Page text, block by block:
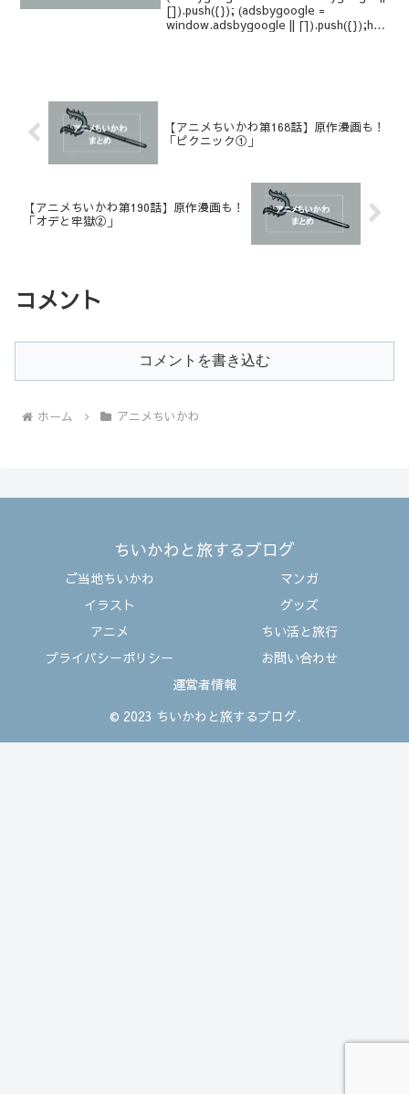
[]).push({}); (adsbygoogle =
window.adsbygoogle || []).push({});htt
【アニメちいかわ第168話】原作漫画も！
「ピクニック①」
【アニメちいかわ第190話】原作漫画も！
「オデと牢獄②」
コメント
コメントを書き込む
ホーム アニメちいかわ
ちいかわと旅するブログ
ご当地ちいかわ
マンガ
イラスト
グッズ
アニメ
ちい活と旅行
プライバシーポリシー
お問い合わせ
運営者情報
© 2023 ちいかわと旅するブログ.